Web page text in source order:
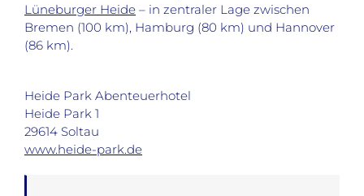
Lüneburger Heide – in zentraler Lage zwischen
Bremen (100 km), Hamburg (80 km) und Hannover
(86 km).
Heide Park Abenteuerhotel
Heide Park 1
29614 Soltau
www.heide-park.de